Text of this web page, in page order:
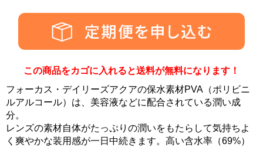
この商品をカゴに入れると送料が無料になります！
フォーカス・デイリーズアクアの保水素材PVA（ポリビニ
ルアルコール）は、美容液などに配合されている潤い成
分。
レンズの素材自体がたっぷりの潤いをもたらして気持ちよ
く爽やかな装用感が一日中続きます。高い含水率（69%）